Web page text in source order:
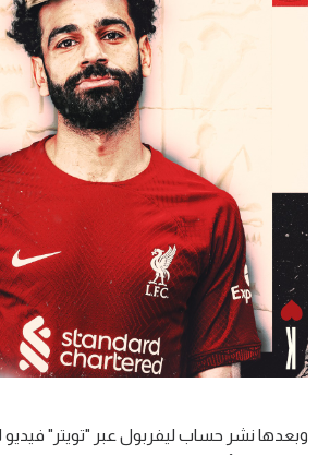
وبعدها نشر حساب ليفربول عبر "تويتر"